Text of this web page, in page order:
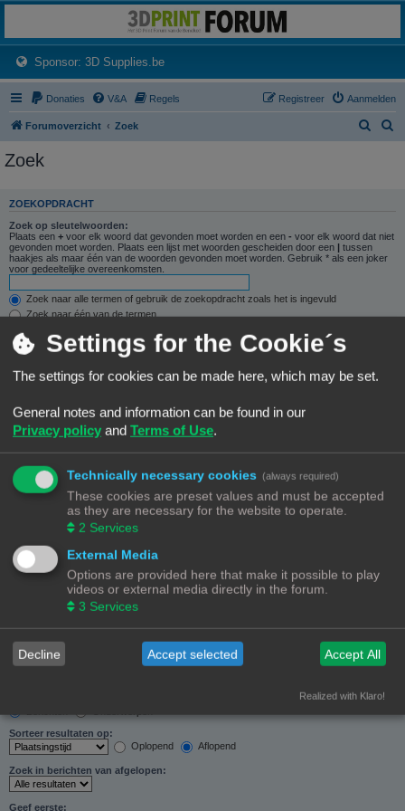
Het 3D print forum van de Benelux na de sluiting van 3dprintforum.nl
Sponsor: 3D Supplies.be(Opens a new tab)
Donaties V&A Regels Aanmelden
Registreer
Forumoverzicht Zoek
Zoek
ZOEKOPDRACHT
Zoek op sleutelwoorden:
Plaats een + voor elk woord dat gevonden moet worden en een - voor elk woord dat niet
gevonden moet worden. Plaats een lijst met woorden gescheiden door een
tussen
haakjes als maar één van de woorden gevonden moet worden. Gebruik * als een joker
voor gedeeltelijke overeenkomsten.
Zoek naar alle termen of gebruik de zoekopdracht zoals het is ingevuld
Zoek naar één van de termen
Zoek naar auteur:
Gebruik * als een joker voor gedeeltelijke overeenkomsten.
Zoeken in forums:
Selecteer het forum of de forums die je wil doorzoeken. Subforums worden automatisch
doorzocht als je “Doorzoek subforums“ hieronder niet uitschakelt.
Doorzoek subforums:
Nee
Alleen berichtonderwerpen en tekst
Alleen tekst
Alleen onderwerptitels
Alleen eerste bericht van onderwerp
Sorteer resultaten op:
Oplopend
Aflopend
Zoek in berichten van afgelopen:
Geef eerste:
Settings for the Cookie´s
The settings for cookies can be made here, which may be set.
General notes and information can be found in our
Privacy policy and Terms of Use.
Technically necessary cookies (always required)
These cookies are preset values and must be accepted
as they are necessary for the website to operate.
2 Services
External Media
Options are provided here that make it possible to play
videos or external media directly in the forum.
3 Services
Decline Accept selected Accept All
Realized with Klaro!